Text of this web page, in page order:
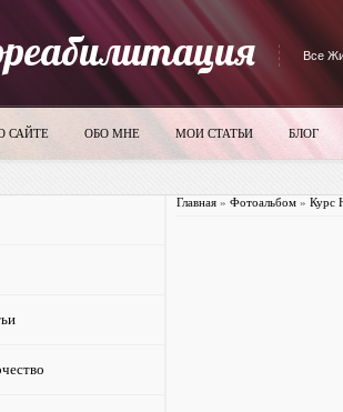
Все
САЙТЕ ОБО МНЕ МОИ СТАТЬИ БЛОГ
Главная» Фотоальбом» Курс